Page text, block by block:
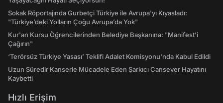
Sokak Röportajında Gurbetçi Türkiye ile Avrupa'yı Kıyasladı:
"Türkiye’deki Yolların Çoğu Avrupa’da Yok"
Kur'an Kursu Öğrencilerinden Belediye Başkanına: "Manifest’i
Çağırın"
‘Terörsüz Türkiye Yasası’ Teklifi Adalet Komisyonu'nda Kabul Edildi
Uzun Süredir Kanserle Mücadele Eden Şarkıcı Cansever Hayatını
Kaybetti
Hızlı Erişim